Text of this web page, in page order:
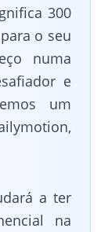
300
o seu
numa
e
um
a ter
na